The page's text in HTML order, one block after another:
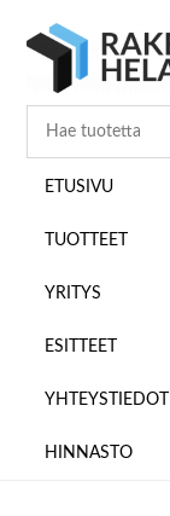
pääsisältöön
ensisijaiseen
alatunnisteeseen
ETUSIVU
TUOTTEET
YRITYS
ESITTEET
YHTEYSTIEDOT
HINNASTO